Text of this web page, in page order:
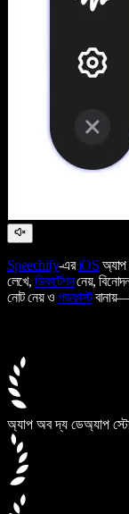
Speechify-এরiOS অ্যাপ
লেখে, ডিকটেশননেয়,
নোট নেয় ও পডকাস্ট
অ্যাপ অব দ্য ডেঅ্যাপ